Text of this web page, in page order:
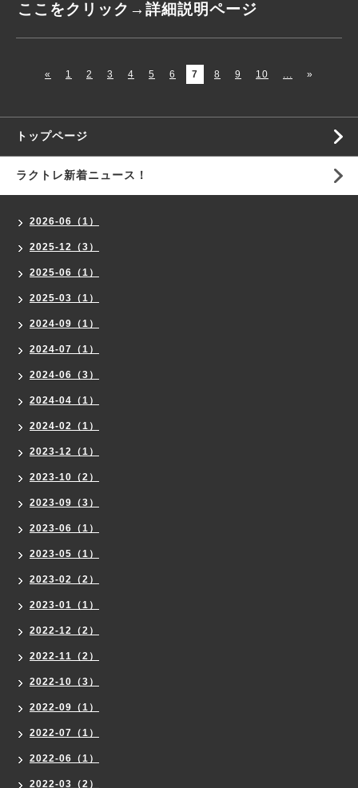
ここをクリック→ 詳細説明ページ
« 1 2 3 4 5 6 7 8 9 10 ... »
トップページ
ラクトレ新着ニュース！
2026-06（1）
2025-12（3）
2025-06（1）
2025-03（1）
2024-09（1）
2024-07（1）
2024-06（3）
2024-04（1）
2024-02（1）
2023-12（1）
2023-10（2）
2023-09（3）
2023-06（1）
2023-05（1）
2023-02（2）
2023-01（1）
2022-12（2）
2022-11（2）
2022-10（3）
2022-09（1）
2022-07（1）
2022-06（1）
2022-03（2）